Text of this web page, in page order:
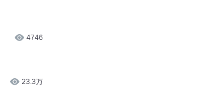
4746
23.3万